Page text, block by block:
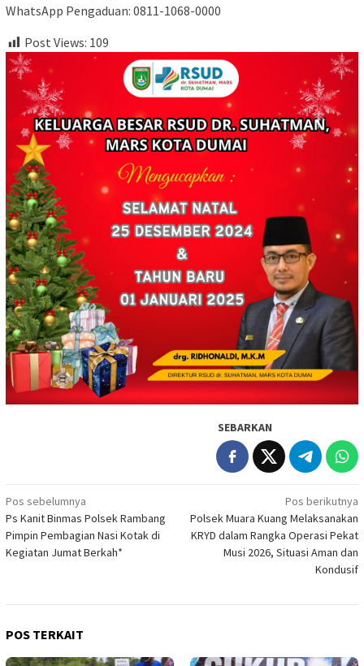
WhatsApp Pengaduan: 0811-1068-0000
Post Views: 109
SEBARKAN
Navigasi
pos
Pos sebelumnya
Ps Kanit Binmas Polsek Rambang
Pimpin Pembagian Nasi Kotak di
Kegiatan Jumat Berkah*
Pos berikutnya
Polsek Muara Kuang Melaksanakan
KRYD dalam Rangka Operasi Pekat
Musi 2026, Situasi Aman dan
Kondusif
POS TERKAIT